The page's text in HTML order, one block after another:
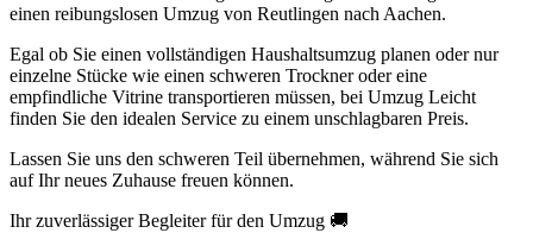
einen reibungslosen Umzug von Reutlingen nach Aachen.
Egal ob Sie einen vollständigen Haushaltsumzug planen oder nur
einzelne Stücke wie einen schweren Trockner oder eine
empfindliche Vitrine transportieren müssen, bei Umzug Leicht
finden Sie den idealen Service zu einem unschlagbaren Preis.
Lassen Sie uns den schweren Teil übernehmen, während Sie sich
auf Ihr neues Zuhause freuen können.
Ihr zuverlässiger Begleiter für den Umzug 🚚